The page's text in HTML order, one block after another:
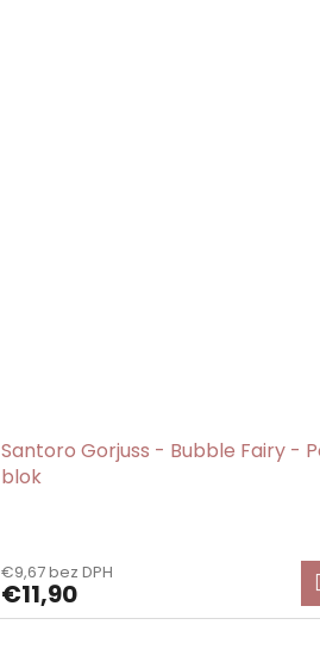
Santoro Gorjuss - Bubble Fairy -
blok
€9,67 bez DPH
€11,90